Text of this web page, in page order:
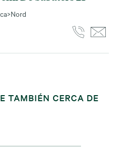
>Nord
TAMBIÉN CERCA DE